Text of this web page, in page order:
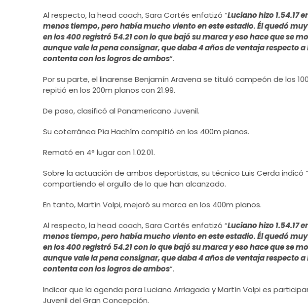
Al respecto, la head coach, Sara Cortés enfatizó “Luciano hizo 1.54.17
menos tiempo, pero había mucho viento en este estadio. Él quedó
en los 400 registró 54.21 con lo que bajó su marca y eso hace que se
aunque vale la pena consignar, que daba 4 años de ventaja respecto
contenta con los logros de ambos”.
Por su parte, el linarense Benjamín Aravena se tituló campeón de los
repitió en los 200m planos con 21.99.
De paso, clasificó al Panamericano Juvenil.
Su coterránea Pía Hachím compitió en los 400m planos.
Remató en 4° lugar con 1.02.01.
Sobre la actuación de ambos deportistas, su técnico Luis Cerda indicó “
compartiendo el orgullo de lo que han alcanzado.
En tanto, Martín Volpi, mejoró su marca en los 400m planos.
Al respecto, la head coach, Sara Cortés enfatizó “Luciano hizo 1.54.17
menos tiempo, pero había mucho viento en este estadio. Él quedó
en los 400 registró 54.21 con lo que bajó su marca y eso hace que se
aunque vale la pena consignar, que daba 4 años de ventaja respecto
contenta con los logros de ambos”.
Indicar que la agenda para Luciano Arriagada y Martín Volpi es
Juvenil del Gran Concepción.